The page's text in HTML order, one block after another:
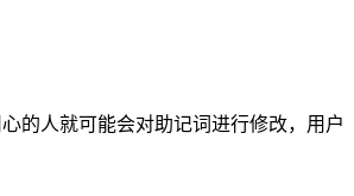
的人就可能会对助记词进行修改，用户